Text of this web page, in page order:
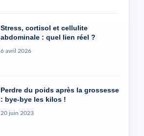
Stress, cortisol et cellulite
abdominale : quel lien réel ?
6 avril 2026
Perdre du poids après la grossesse
: bye-bye les kilos !
20 juin 2023